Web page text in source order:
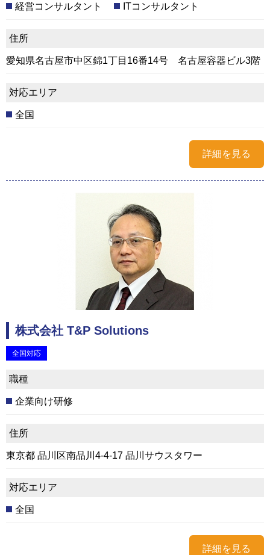
経営コンサルタント ITコンサルタント
住所
愛知県名古屋市中区錦1丁目16番14号 名古屋容器ビル3階
対応エリア
全国
詳細を見る
株式会社 T&P Solutions
全国対応
職種
企業向け研修
住所
東京都 品川区南品川4-4-17 品川サウスタワー
対応エリア
全国
詳細を見る